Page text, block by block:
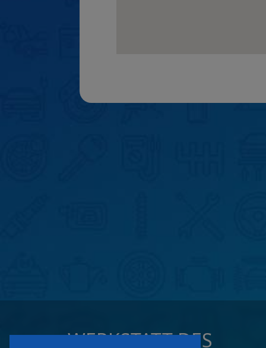
WERKSTATT DES